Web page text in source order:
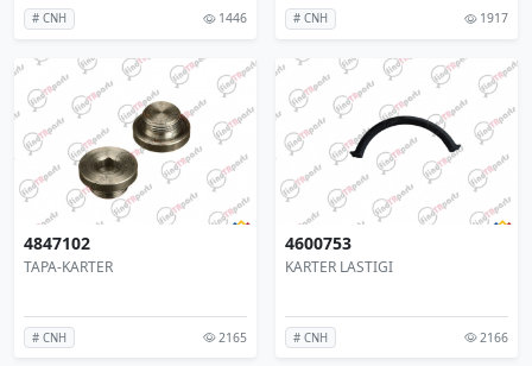
# CNH 1446 # CNH 1917
4847102
TAPA-KARTER
# CNH 2165
4600753
KARTER LASTIGI
# CNH 2166